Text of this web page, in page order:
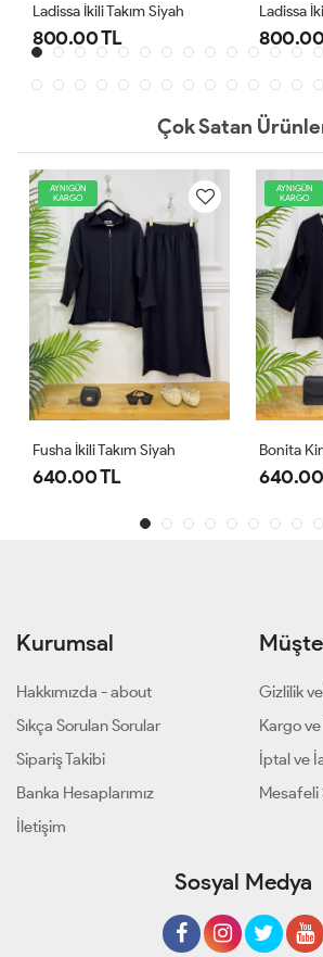
Ladissa İkili Takım Siyah
800.00 TL
Ladissa
Çok Satan
AYNIGÜN
KARGO
Fusha İkili Takım Siyah
640.00 TL
AYNIGÜN
KARGO
Kurumsal
Hakkımızda - about
Sıkça Sorulan Sorular
Sipariş Takibi
Banka Hesaplarımız
İletişim
Gizlilik
Kargo
İptal ve
Mesafeli
Sosyal Medya